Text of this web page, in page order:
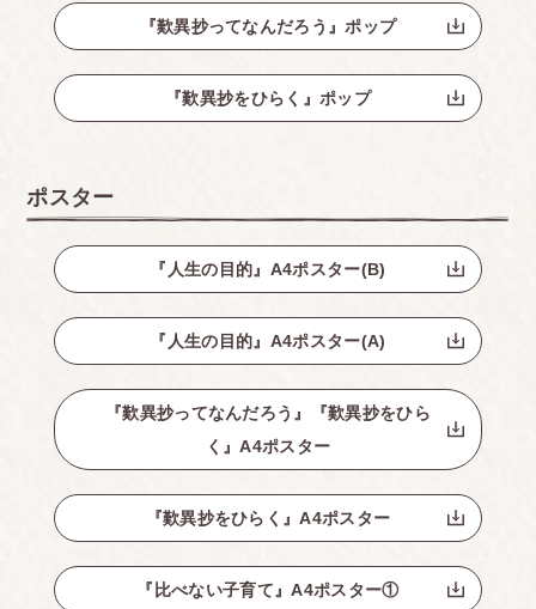
『歎異抄ってなんだろう』ポップ
『歎異抄をひらく』ポップ
ポスター
『人生の目的』A4ポスター(B)
『人生の目的』A4ポスター(A)
『歎異抄ってなんだろう』『歎異抄をひら
く』A4ポスター
『歎異抄をひらく』A4ポスター
『比べない子育て』A4ポスター①